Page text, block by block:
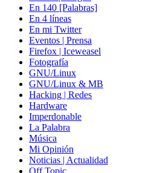
En 140 [Palabras]
En 4 líneas
En mi Twitter
Eventos | Prensa
Firefox | Iceweasel
Fotografía
GNU/Linux
GNU/Linux & MB
Hacking | Redes
Hardware
Imperdonable
La Palabra
Música
Mi Opinión
Noticias | Actualidad